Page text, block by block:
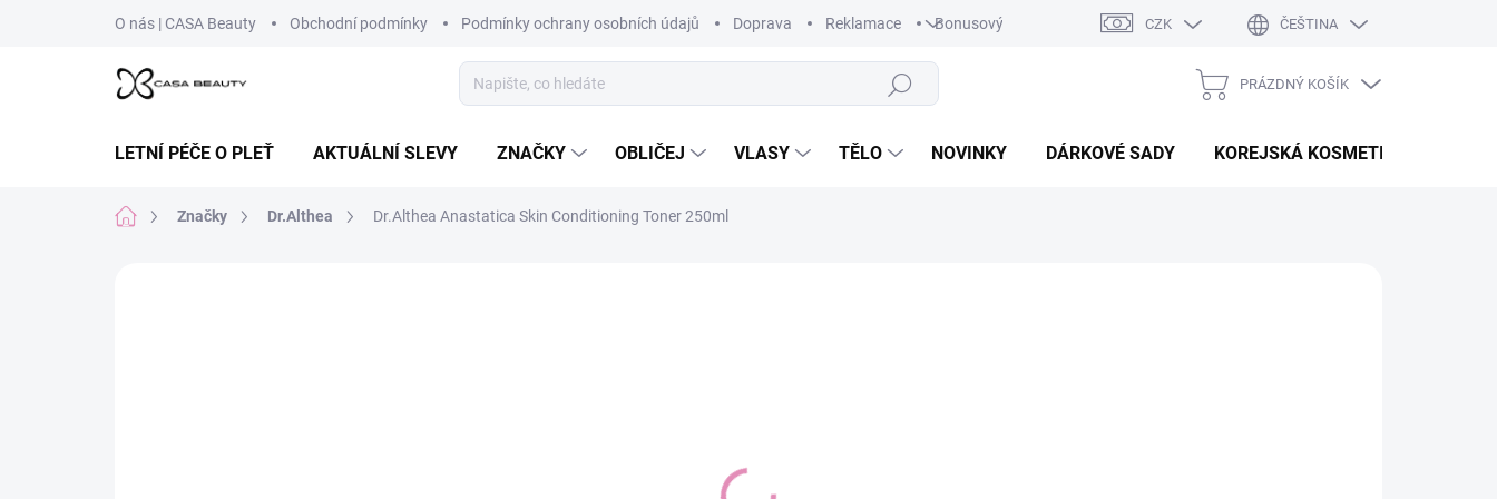
O nás | CASA Beauty Obchodní podmínky Podmínky ochrany osobních údajů Doprava Reklamace Bonusový system Hodnocení obchodu
CZK ČEŠTINA
Hledat
KOŠÍK
PRÁZDNÝ KOŠÍK
LETNÍ PÉČE O PLEŤ AKTUÁLNÍ SLEVY ZNAČKY OBLIČEJ VLASY TĚLO NOVINKY DÁRKOVÉ SADY KOREJSKÁ KOSMETIKA
Domů Značky Dr.Althea Dr.Althea Anastatica Skin Conditioning Toner 250ml